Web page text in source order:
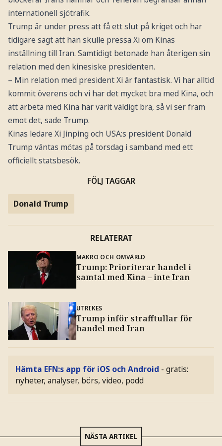
internationell sjötrafik.
Trump är under press att få ett slut på kriget och har
tidigare sagt att han skulle pressa Xi om Kinas
inställning till Iran. Samtidigt betonade han återigen sin
relation med den kinesiske presidenten.
– Min relation med president Xi är fantastisk. Vi har alltid
kommit överens och vi har det mycket bra med Kina, och
att arbeta med Kina har varit väldigt bra, så vi ser fram
emot det, sade Trump.
Kinas ledare Xi Jinping och USA:s president Donald
Trump väntas mötas på torsdag i samband med ett
officiellt statsbesök.
FÖLJ TAGGAR
Donald Trump
RELATERAT
MAKRO OCH OMVÄRLD
Trump: Prioriterar handel i
samtal med Kina – inte Iran
UTRIKES
Trump inför strafftullar för
handel med Iran
Hämta EFN:s app för iOS och Android - gratis:
nyheter, analyser, börs, video, podd
NÄSTA ARTIKEL